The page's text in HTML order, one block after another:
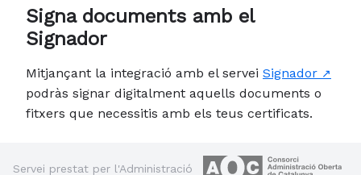
Signa documents amb el
Signador
Mitjançant la integració amb el servei Signador
podràs signar digitalment aquells documents o
fitxers que necessitis amb els teus certificats.
Servei prestat per l'Administració